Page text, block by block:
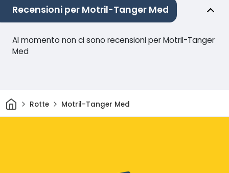
Recensioni per Motril-Tanger Med
Al momento non ci sono recensioni per Motril-Tanger
Med
CasaRotte Motril-Tanger Med